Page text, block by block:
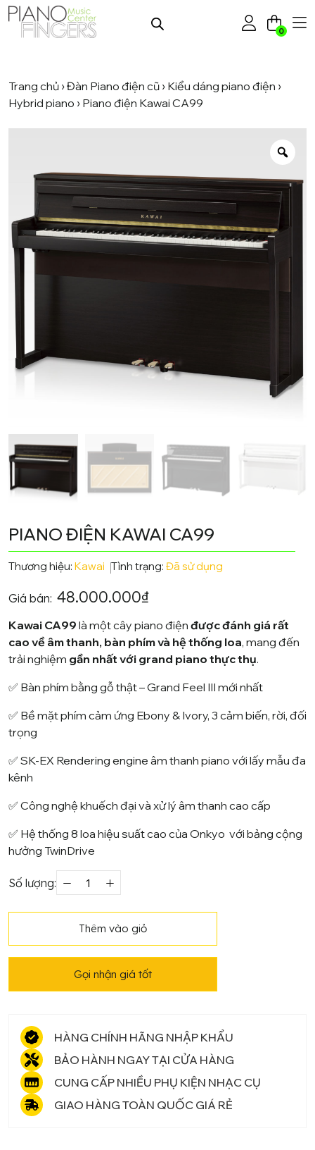
0
Trang chủ ›Đàn Piano điện cũ › Kiểu dáng piano điện ›
Hybrid piano › Piano điện Kawai CA99
PIANO ĐIỆN KAWAI CA99
Thương hiệu: Kawai Tình trạng: Đã sử dụng
Giá bán: 48.000.000₫
Kawai CA99 là một cây piano điện được đánh giá rất
cao về âm thanh, bàn phím và hệ thống loa, mang đến
trải nghiệm gần nhất với grand piano thực thụ.
✅ Bàn phím bằng gỗ thật – Grand Feel III mới nhất
✅ Bề mặt phím cảm ứng Ebony & Ivory, 3 cảm biến, rời, đối
trọng
✅ SK-EX Rendering engine âm thanh piano với lấy mẫu đa
kênh
✅ Công nghệ khuếch đại và xử lý âm thanh cao cấp
✅ Hệ thống 8 loa hiệu suất cao của Onkyo với bảng cộng
hưởng TwinDrive
Số lượng:
Piano
Kawai
số
lượng
Thêm vào giỏ
Gọi nhận giá tốt
HÀNG CHÍNH HÃNG NHẬP KHẨU
BẢO HÀNH NGAY TẠI CỬA HÀNG
CUNG CẤP NHIỀU PHỤ KIỆN NHẠC CỤ
GIAO HÀNG TOÀN QUỐC GIÁ RẺ